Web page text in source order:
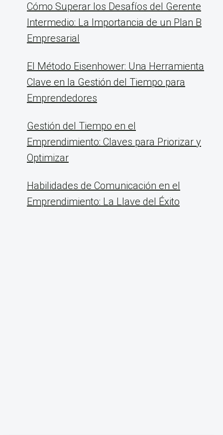
Cómo Superar los Desafíos del Gerente
Intermedio: La Importancia de un Plan B
Empresarial
El Método Eisenhower: Una Herramienta
Clave en la Gestión del Tiempo para
Emprendedores
Gestión del Tiempo en el
Emprendimiento: Claves para Priorizar y
Optimizar
Habilidades de Comunicación en el
Emprendimiento: La Llave del Éxito